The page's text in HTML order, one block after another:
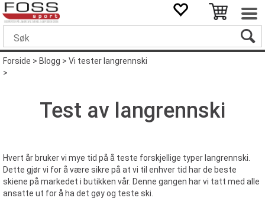
Forside>Blogg>Vi tester langrennski
>
Test av langrennski
Hvert år bruker vi mye tid på å teste forskjellige typer langrennski.
Dette gjør vi for å være sikre på at vi til enhver tid har de beste
skiene på markedet i butikken vår. Denne gangen har vi tatt med alle
ansatte ut for å ha det gøy og teste ski.